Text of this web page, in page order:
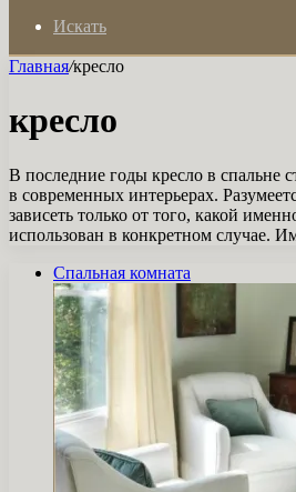
Искать
Главная/кресло
кресло
В последние годы кресло в спальне
в современных интерьерах.
зависеть только от того, какой
использован в конкретном случае.
Спальная комната